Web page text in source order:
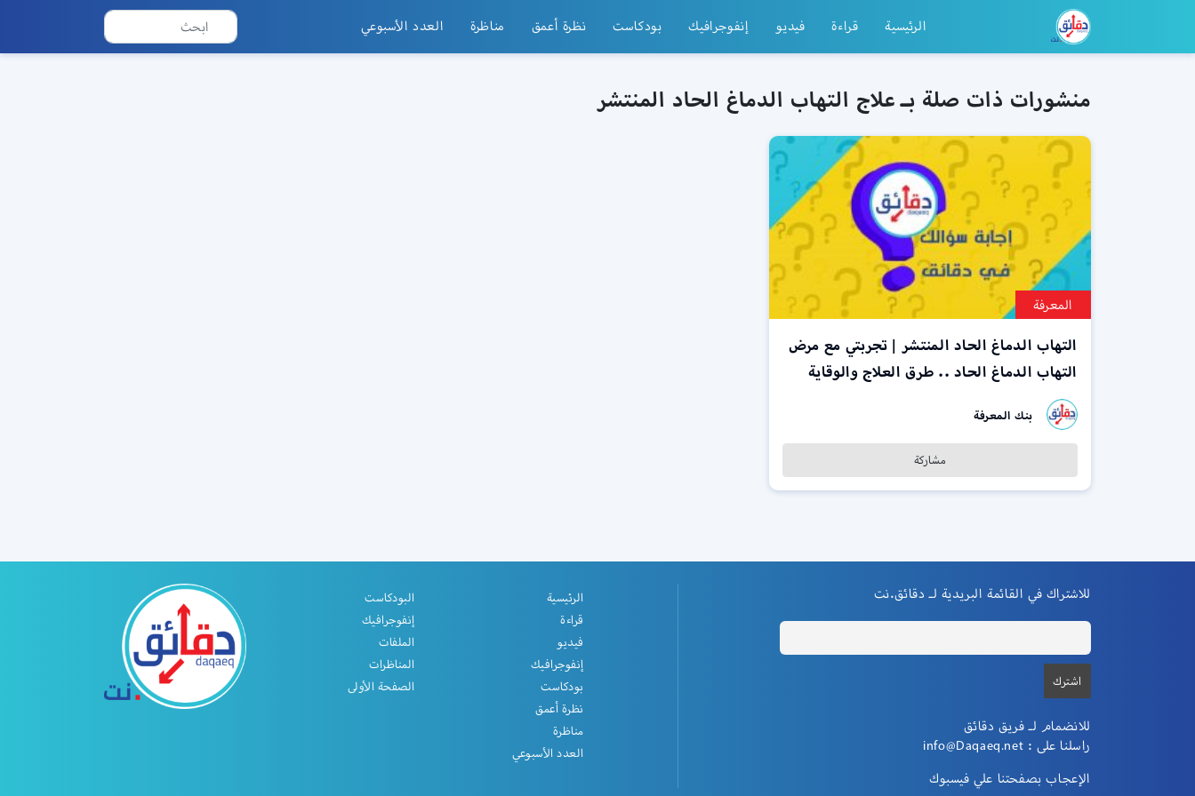
الرئيسية قراءة فيديو إنفوجرافيك بودكاست نظرة أعمق مناظرة العدد الأسبوعي
منشورات ذات صلة بـ علاج التهاب الدماغ الحاد المنتشر
المعرفة
التهاب الدماغ الحاد المنتشر | تجربتي مع مرض
التهاب الدماغ الحاد .. طرق العلاج والوقاية
بنك المعرفة
مشاركة
للاشتراك في القائمة البريدية لـ دقائق.نت
للانضمام لـ فريق دقائق
راسلنا على : info@Daqaeq.net
الإعجاب بصفحتنا علي فيسبوك
الرئيسية
قراءة
فيديو
إنفوجرافيك
بودكاست
نظرة أعمق
مناظرة
العدد الأسبوعي
البودكاست
إنفوجرافيك
الملفات
المناظرات
الصفحة الأولى